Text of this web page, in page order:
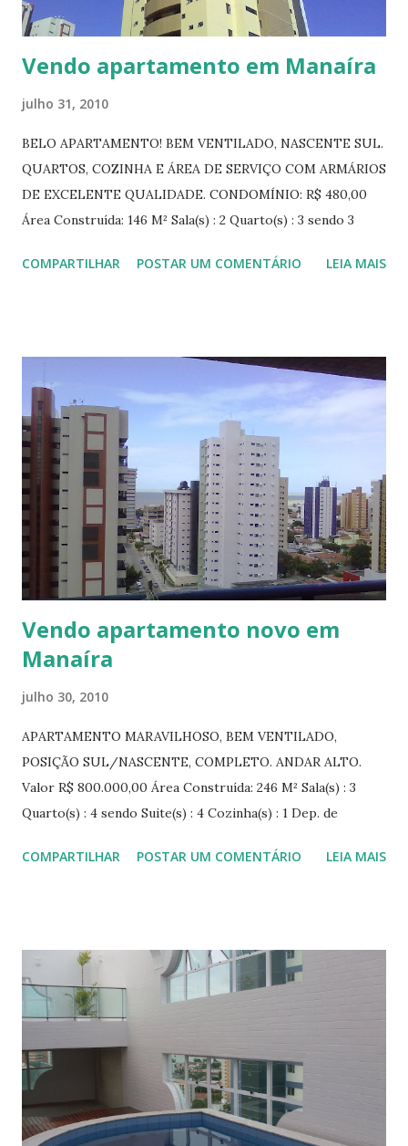
alarmes e câmeras, além de uma forte estrutura de lazer,
com salas de festas...
Vendo apartamento em Manaíra
julho 31, 2010
BELO APARTAMENTO! BEM VENTILADO, NASCENTE SUL.
QUARTOS, COZINHA E ÁREA DE SERVIÇO COM ARMÁRIOS
DE EXCELENTE QUALIDADE. CONDOMÍNIO: R$ 480,00
Área Construída: 146 M² Sala(s) : 2 Quarto(s) : 3 sendo 3
Vaga(s) na garagem : 2 Área de Serviço : Sim Lavabo : Sim
COMPARTILHAR POSTAR UM COMENTÁRIO LEIA MAIS
Vendo apartamento novo em
Manaíra
julho 30, 2010
APARTAMENTO MARAVILHOSO, BEM VENTILADO,
POSIÇÃO SUL/NASCENTE, COMPLETO. ANDAR ALTO.
Valor R$ 800.000,00 Área Construída: 246 M² Sala(s) : 3
Quarto(s) : 4 sendo Suite(s) : 4 Cozinha(s) : 1 Dep. de
Lavabo : Sim Closet : Sim Varanda : Sim Piscina(s) : 1 Central
COMPARTILHAR POSTAR UM COMENTÁRIO LEIA MAIS